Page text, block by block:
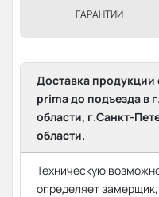
ГАРАНТИИ
Доставка
prima до подъезда в
области, г.Санкт-
области.
Техническую
определяет